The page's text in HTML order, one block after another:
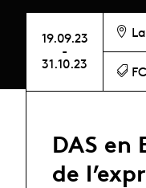
19.09.23
-
31.10.23
FC
DAS en
de